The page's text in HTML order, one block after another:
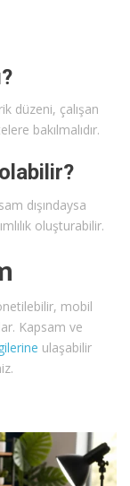
düzeni, çalışan
bakılmalıdır.
dışındaysa
oluşturabilir.
mobil
Kapsam ve
ulaşabilir